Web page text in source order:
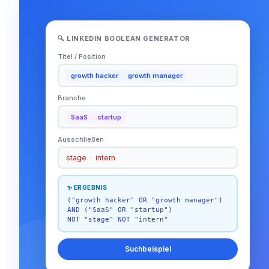
🔍 LINKEDIN BOOLEAN GENERATOR
Titel / Position
growth hacker growth manager
Branche
SaaS startup
Ausschließen
stage · intern
✨ ERGEBNIS
("growth hacker" OR "growth manager")
AND ("SaaS" OR "startup")
NOT "stage" NOT "intern"
Suchbeispiel